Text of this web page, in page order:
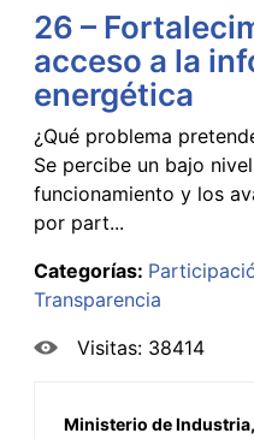
26 –
acceso a la
energética
¿Qué problema
Se percibe un bajo
funcionamiento y los
por part...
Categorías:
Transparencia
Visitas: 38414
Ministerio de